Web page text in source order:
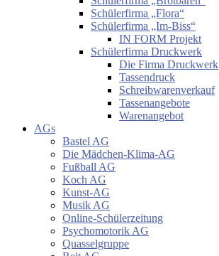
Schülerfirma „Flora“
Schülerfirma „Im-Biss“
IN FORM Projekt
Schülerfirma Druckwerk
Die Firma Druckwerk
Tassendruck
Schreibwarenverkauf
Tassenangebote
Warenangebot
AGs
Bastel AG
Die Mädchen-Klima-AG
Fußball AG
Koch AG
Kunst-AG
Musik AG
Online-Schülerzeitung
Psychomotorik AG
Quasselgruppe